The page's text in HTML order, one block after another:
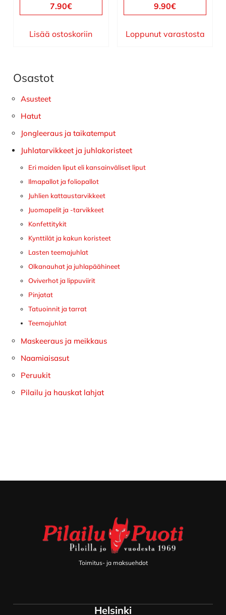
7.90€
Lisää ostoskoriin
9.90€
Loppunut varastosta
Ensisijainen
sivupalkki
Osastot
Asusteet
Hatut
Jongleeraus ja taikatemput
Juhlatarvikkeet ja juhlakoristeet
Eri maiden liput eli kansainväliset liput
Ilmapallot ja foliopallot
Juhlien kattaustarvikkeet
Juomapelit ja -tarvikkeet
Konfettitykit
Kynttilät ja kakun koristeet
Lasten teemajuhlat
Olkanauhat ja juhlapäähineet
Oviverhot ja lippuviirit
Pinjatat
Tatuoinnit ja tarrat
Teemajuhlat
Maskeeraus ja meikkaus
Naamiaisasut
Peruukit
Pilailu ja hauskat lahjat
Toimitus- ja maksuehdot
Helsinki